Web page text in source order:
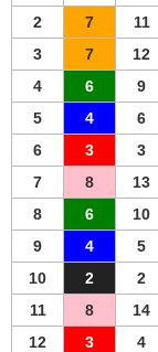
2
7 11
3
7 12
4
6 9
5
4 6
6
3 3
7
8 13
8
6 10
9
4 5
10
2 2
11
8 14
12
3 4